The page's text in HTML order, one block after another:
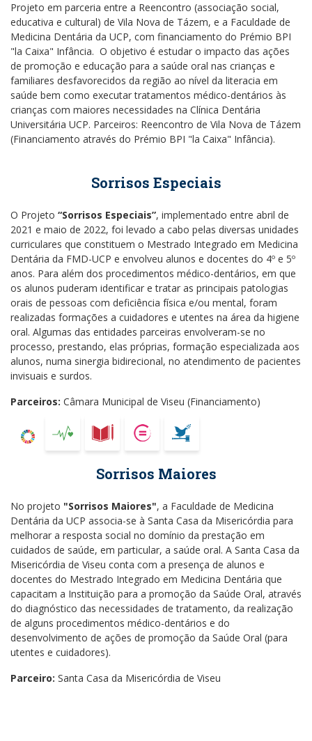
Projeto em parceria entre a Reencontro (associação social,
educativa e cultural) de Vila Nova de Tázem, e a Faculdade de
Medicina Dentária da UCP, com financiamento do Prémio BPI
"la Caixa" Infância. O objetivo é estudar o impacto das ações
de promoção e educação para a saúde oral nas crianças e
familiares desfavorecidos da região ao nível da literacia em
saúde bem como executar tratamentos médico-dentários às
crianças com maiores necessidades na Clínica Dentária
Universitária UCP. Parceiros: Reencontro de Vila Nova de Tázem
(Financiamento através do Prémio BPI "la Caixa" Infância).
Sorrisos Especiais
O Projeto “Sorrisos Especiais”, implementado entre abril de
2021 e maio de 2022, foi levado a cabo pelas diversas unidades
curriculares que constituem o Mestrado Integrado em Medicina
Dentária da FMD-UCP e envolveu alunos e docentes do 4º e 5º
anos. Para além dos procedimentos médico-dentários, em que
os alunos puderam identificar e tratar as principais patologias
orais de pessoas com deficiência física e/ou mental, foram
realizadas formações a cuidadores e utentes na área da higiene
oral. Algumas das entidades parceiras envolveram-se no
processo, prestando, elas próprias, formação especializada aos
alunos, numa sinergia bidirecional, no atendimento de pacientes
invisuais e surdos.
Parceiros: Câmara Municipal de Viseu (Financiamento)
Sorrisos Maiores
No projeto "Sorrisos Maiores", a Faculdade de Medicina
Dentária da UCP associa-se à Santa Casa da Misericórdia para
melhorar a resposta social no domínio da prestação em
cuidados de saúde, em particular, a saúde oral. A Santa Casa da
Misericórdia de Viseu conta com a presença de alunos e
docentes do Mestrado Integrado em Medicina Dentária que
capacitam a Instituição para a promoção da Saúde Oral, através
do diagnóstico das necessidades de tratamento, da realização
de alguns procedimentos médico-dentários e do
desenvolvimento de ações de promoção da Saúde Oral (para
utentes e cuidadores).
Parceiro: Santa Casa da Misericórdia de Viseu